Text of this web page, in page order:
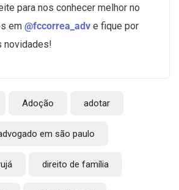
para nos conhecer melhor no
em @fccorrea_adv e fique por
novidades!
Adoção adotar
em são paulo
direito de família